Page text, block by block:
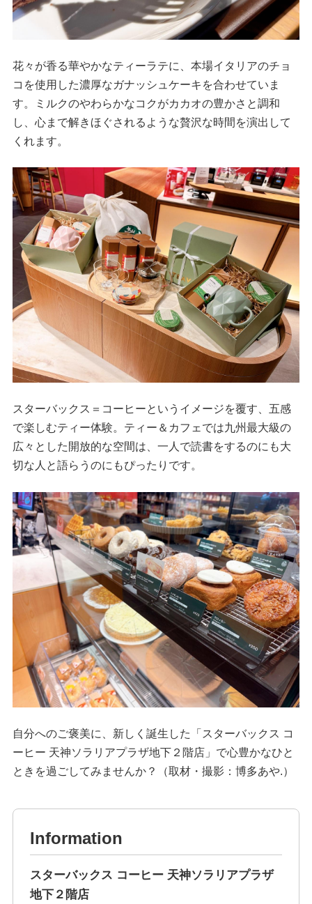
花々が香る華やかなティーラテに、本場イタリアのチョ
コを使用した濃厚なガナッシュケーキを合わせていま
す。ミルクのやわらかなコクがカカオの豊かさと調和
し、心まで解きほぐされるような贅沢な時間を演出して
くれます。
スターバックス＝コーヒーというイメージを覆す、五感
で楽しむティー体験。ティー＆カフェでは九州最大級の
広々とした開放的な空間は、一人で読書をするのにも大
切な人と語らうのにもぴったりです。
自分へのご褒美に、新しく誕生した「スターバックス コ
ーヒー 天神ソラリアプラザ地下２階店」で心豊かなひと
ときを過ごしてみませんか？（取材・撮影：博多あや.）
Information
スターバックス コーヒー 天神ソラリアプラザ
地下２階店